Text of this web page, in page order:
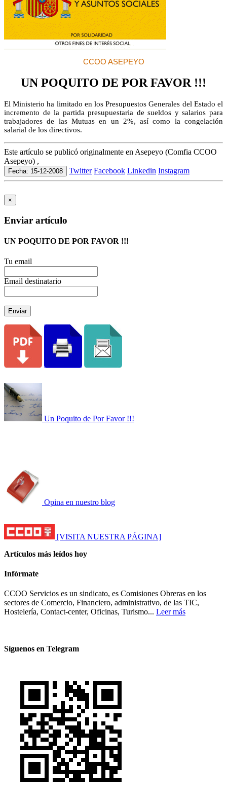
CCOO ASEPEYO
UN POQUITO DE POR FAVOR !!!
El Ministerio ha limitado en los PresupuestosGenerales del Estadoel
incremento de la partida presupuestaria de sueldos y salariospara
trabajadores de las Mutuas en un 2%,así como lacongelación
salarial de los directivos.
Este artículo se publicó originalmente en Asepeyo (Comfia CCOO
Asepeyo) ,
Fecha: 15-12-2008 Twitter Facebook Linkedin Instagram
×
Enviar artículo
UN POQUITO DE POR FAVOR !!!
Tu email
Email destinatario
Enviar
Un Poquito de Por Favor !!!
Opina en nuestro blog
[VISITA NUESTRA PÁGINA]
Artículos más leídos hoy
Infórmate
CCOO Servicios es un sindicato, es Comisiones Obreras en los
sectores de Comercio, Financiero, administrativo, de las TIC,
Hostelería, Contact-center, Oficinas, Turismo... Leer más
Síguenos en Telegram